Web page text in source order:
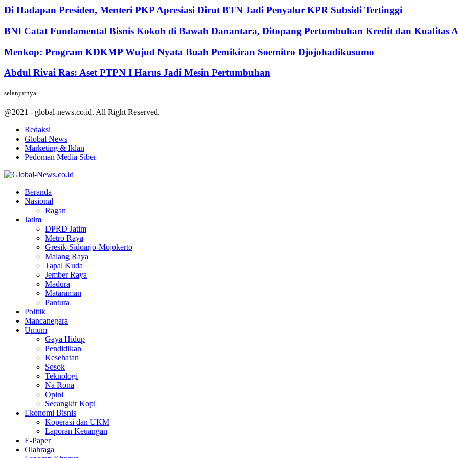
Di Hadapan Presiden, Menteri PKP Apresiasi Dirut BTN Jadi Penyalur KPR Subsidi Tertinggi
BNI Catat Fundamental Bisnis Kokoh di Bawah Danantara, Ditopang Pertumbuhan Kredit dan Kualitas
Menkop: Program KDKMP Wujud Nyata Buah Pemikiran Soemitro Djojohadikusumo
Abdul Rivai Ras: Aset PTPN I Harus Jadi Mesin Pertumbuhan
selanjutnya ...
@2021 - global-news.co.id. All Right Reserved.
Redaksi
Global News
Marketing & Iklan
Pedoman Media Siber
Beranda
Nasional
Ragan
Jatim
DPRD Jatim
Metro Raya
Gresik-Sidoarjo-Mojokerto
Malang Raya
Tapal Kuda
Jember Raya
Madura
Mataraman
Pantura
Politik
Mancanegara
Umum
Gaya Hidup
Pendidikan
Kesehatan
Sosok
Teknologi
Na Rona
Opini
Secangkir Kopi
Ekonomi Bisnis
Koperasi dan UKM
Laporan Keuangan
E-Paper
Olahraga